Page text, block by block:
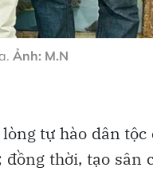
Ảnh: M.N
lòng tự hào dân tộc
thời, tạo sân